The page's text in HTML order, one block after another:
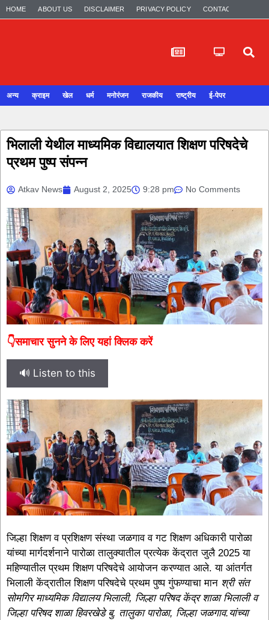
HOME ABOUT US DISCLAIMER PRIVACY POLICY CONTACT US
अन्य क्राइम खेल धर्म मनोरंजन राजकीय राष्ट्रीय ई-पेपर
भिलाली येथील माध्यमिक विद्यालयात शिक्षण परिषदेचे
प्रथम पुष्प संपन्न
Atkav News August 2, 2025 9:28 pm No Comments
👇समाचार सुनने के लिए यहां क्लिक करें
🔊 Listen to this
जिल्हा शिक्षण व प्रशिक्षण संस्था जळगाव व गट शिक्षण अधिकारी पारोळा
यांच्या मार्गदर्शनाने पारोळा तालुक्यातील प्रत्येक केंद्रात जुलै 2025 या
महिण्यातील प्रथम शिक्षण परिषदेचे आयोजन करण्यात आले. या आंतर्गत
भिलाली केंद्रातील शिक्षण परिषदेचे प्रथम पुष्प गुंफण्याचा मान श्री संत
सोमगिर माध्यमिक विद्यालय भिलाली, जिल्हा परिषद केंद्र शाळा भिलाली व
जिल्हा परिषद शाळा हिवरखेडे बु. तालुका पारोळा, जिल्हा जळगाव.यांच्या